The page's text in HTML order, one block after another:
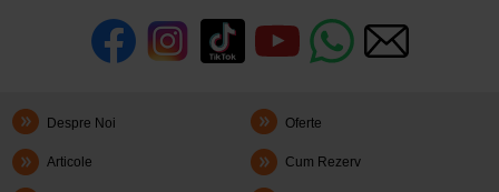
Despre Noi Oferte
Articole Cum Rezerv